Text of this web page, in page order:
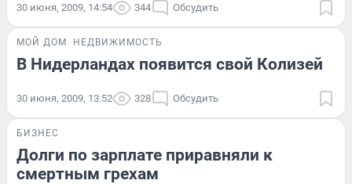
30 июня, 2009, 14:54 344 Обсудить
МОЙ ДОМ НЕДВИЖИМОСТЬ
В Нидерландах появится свой Колизей
30 июня, 2009, 13:52 328 Обсудить
БИЗНЕС
Долги по зарплате приравняли к
смертным грехам